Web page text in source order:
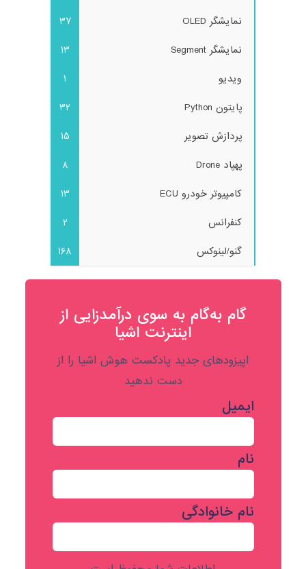
نمایشگر OLED
37
نمایشگر Segment
13
ویدیو
1
پایتون Python
32
پردازش تصویر
15
پهپاد Drone
8
کامپیوتر خودرو ECU
13
کنفرانس
2
گنو/لینوکس
168
گام به‌گام به‌ سوی درآمدزایی از
اینترنت اشیا
اپیزودهای جدید پادکست هوش اشیا را از
دست ندهید
ایمیل
نام
نام خانوادگی